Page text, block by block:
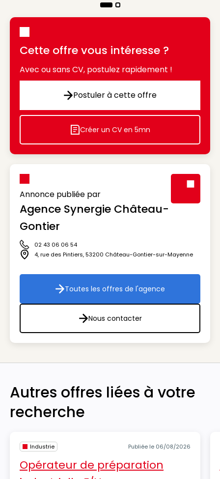
Cette offre vous intéresse ?
Avec ou sans CV, postulez rapidement !
Postuler à cette offre
Postuler à cette offre
Icon decorative
Créer un CV en 5mn
Annonce publiée par
Agence Synergie Château-
Gontier
Icône téléphone
02 43 06 06 54
Icône adresse
4, rue des Pintiers,53200 Château-Gontier-sur-Mayenne
Toutes les offres de l'agence
Toutes les offres de l'agence
Nous contacter
Nous contacter
Autres offres liées à votre
recherche
Industrie Publiée le 06/08/2026
Opérateur de préparation